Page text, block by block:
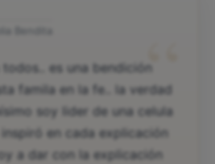
“
es una bendición
famila en la fe.. la verdad
soy lider de una celula
en cada explicación
a dar con la explicación